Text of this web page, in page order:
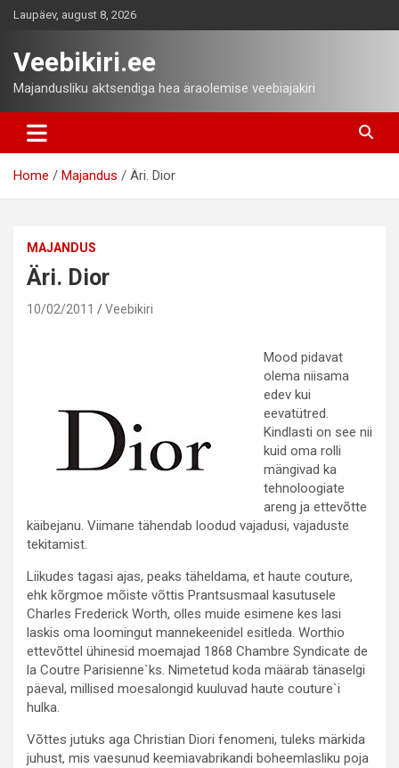
SkipLaupäev, august 8, 2026
Veebikiri.ee
Majandusliku aktsendiga hea äraolemise veebiajakiri
Home Majandus Äri. Dior
MAJANDUS
Äri. Dior
10/02/2011 Veebikiri
Mood pidavat
olema niisama
edev kui
eevatütred.
Kindlasti on see nii
kuid oma rolli
mängivad ka
tehnoloogiate
areng ja ettevõtte
käibejanu. Viimane tähendab loodud vajadusi, vajaduste
tekitamist.
Liikudes tagasi ajas, peaks täheldama, et haute couture,
ehk kõrgmoe mõiste võttis Prantsusmaal kasutusele
Charles Frederick Worth, olles muide esimene kes lasi
laskis oma loomingut mannekeenidel esitleda. Worthio
ettevõttel ühinesid moemajad 1868 Chambre Syndicate de
la Coutre Parisienne`ks. Nimetetud koda määrab tänaselgi
päeval, millised moesalongid kuuluvad haute couture`i
hulka.
Võttes jutuks aga Christian Diori fenomeni, tuleks märkida
juhust, mis vaesunud keemiavabrikandi boheemlasliku poja